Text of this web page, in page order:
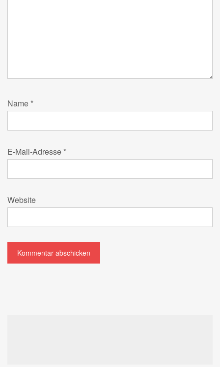
Name *
E-Mail-Adresse *
Website